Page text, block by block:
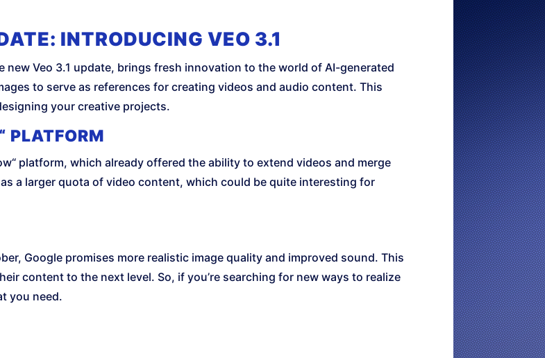
INTRODUCING VEO 3.1
new Veo 3.1 update, brings fresh innovation to the world of AI-generated
to serve as references for creating videos and audio content. This
your creative projects.
PLATFORM
platform, which already offered the ability to extend videos and merge
a larger quota of video content, which could be quite interesting for
Google promises more realistic image quality and improved sound. This
content to the next level. So, if you’re searching for new ways to realize
you need.